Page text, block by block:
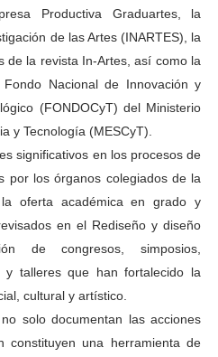
Productiva Graduartes, la
de las Artes (INARTES), la
de la revista In-Artes, así como la
Nacional de Innovación y
(FONDOCyT) del Ministerio
y Tecnología (MESCyT).
significativos en los procesos de
por los órganos colegiados de la
oferta académica en grado y
en el Rediseño y diseño
de congresos, simposios,
y talleres que han fortalecido la
cultural y artístico.
solo documentan las acciones
constituyen una herramienta de